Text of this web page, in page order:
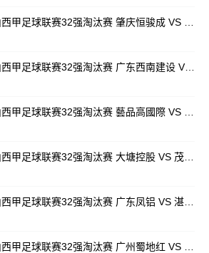
08月04日 佛山西甲足球联赛32强淘汰赛 广东西南建设 VS 香港圣徒 全场录像